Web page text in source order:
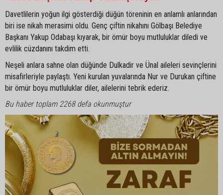
Davetlilerin yoğun ilgi gösterdiği düğün töreninin en anlamlı anlarından
biri ise nikah merasimi oldu. Genç çiftin nikahını Gölbaşı Belediye
Başkanı Yakup Odabaşı kıyarak, bir ömür boyu mutluluklar diledi ve
evlilik cüzdanını takdim etti.
Neşeli anlara sahne olan düğünde Dulkadir ve Ünal aileleri sevinçlerini
misafirleriyle paylaştı. Yeni kurulan yuvalarında Nur ve Durukan çiftine
bir ömür boyu mutluluklar diler, ailelerini tebrik ederiz.
Bu haber toplam 2268 defa okunmuştur